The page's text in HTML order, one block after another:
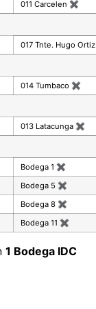
011 Carcelen ✖
017 Tnte. Hugo Ortiz
014 Tumbaco ✖
013 Latacunga ✖
Bodega 1 ✖
Bodega 5 ✖
Bodega 8 ✖
Bodega 11 ✖
1 Bodega IDC